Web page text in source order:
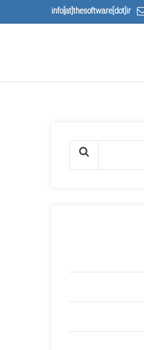
info[at]thesoftware[dot]ir